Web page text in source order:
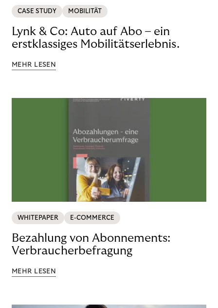
CASE STUDY MOBILITÄT
Lynk & Co: Auto auf Abo – ein
erstklassiges Mobilitätserlebnis.
MEHR LESEN
WHITEPAPER E-COMMERCE
Bezahlung von Abonnements:
Verbraucherbefragung
MEHR LESEN